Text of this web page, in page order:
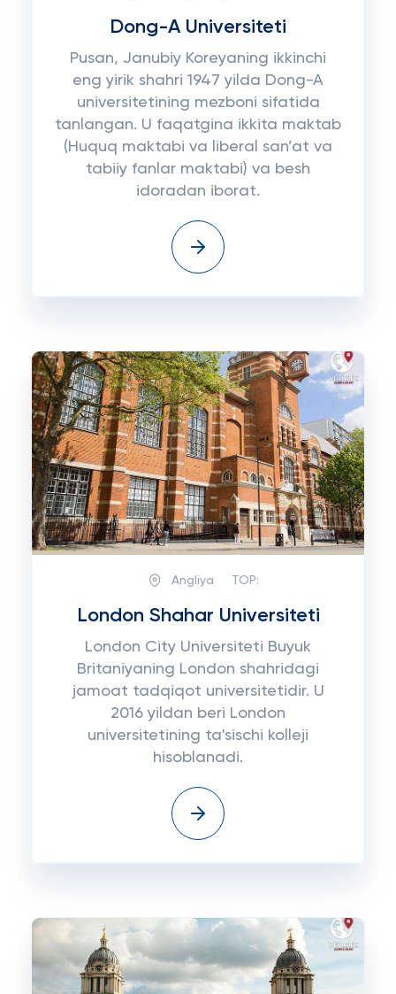
Dong-A Universiteti
Pusan, Janubiy Koreyaning ikkinchi
eng yirik shahri 1947 yilda Dong-A
universitetining mezboni sifatida
tanlangan. U faqatgina ikkita maktab
(Huquq maktabi va liberal san’at va
tabiiy fanlar maktabi) va besh
idoradan iborat.
Angliya TOP:
London Shahar Universiteti
London City Universiteti Buyuk
Britaniyaning London shahridagi
jamoat tadqiqot universitetidir. U
2016 yildan beri London
universitetining ta'sischi kolleji
hisoblanadi.